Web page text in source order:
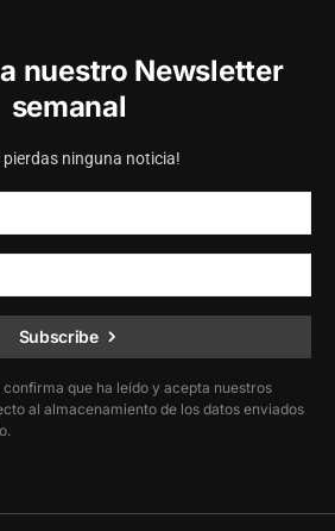
nuestro Newsletter
semanal
pierdas ninguna noticia!
Subscribe
que ha leído y acepta nuestros
al almacenamiento de los datos enviados